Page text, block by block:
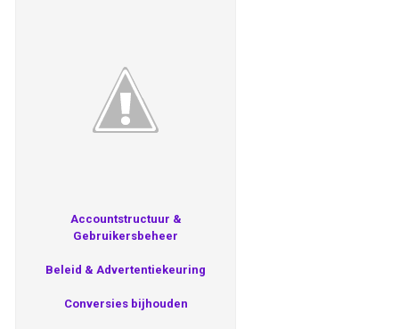
Accountstructuur &
Gebruikersbeheer
Beleid & Advertentiekeuring
Conversies bijhouden